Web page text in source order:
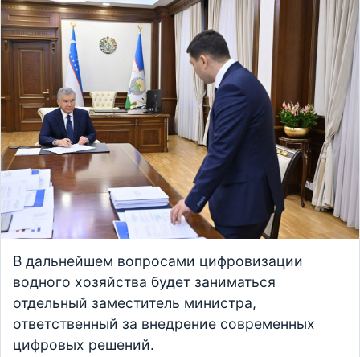
В дальнейшем вопросами цифровизации
водного хозяйства будет заниматься
отдельный заместитель министра,
ответственный за внедрение современных
цифровых решений.